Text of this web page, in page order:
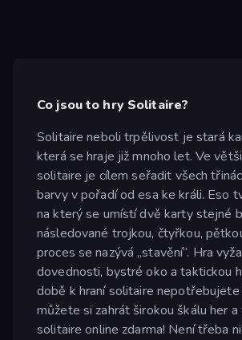
Co jsou to hry Solitaire?
Solitaire neboli trpělivost je stará
která se hraje již mnoho let. Ve
solitaire je cílem seřadit všech
barvy v pořadí od esa ke králi. Eso
na který se umístí dvě karty stejné
následované trojkou, čtyřkou,
proces se nazývá „stavění“. Hra
dovednosti, bystré oko a taktickou
době k hraní solitaire
můžete si zahrát širokou škálu her a
solitaire online zdarma! Není třeba